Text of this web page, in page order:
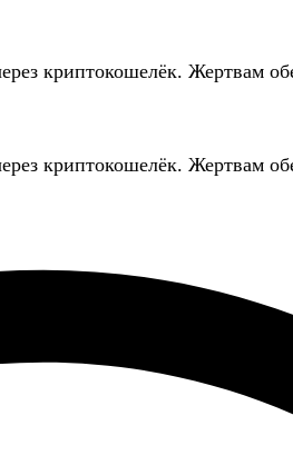
криптокошелёк.
криптокошелёк.